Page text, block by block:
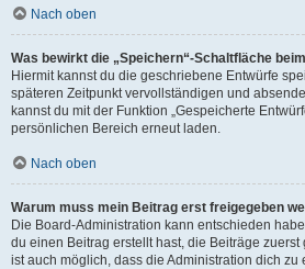
Nach oben
Was bewirkt die „Speichern“-Schaltfläche
Hiermit kannst du die geschriebene Entwürfe
späteren Zeitpunkt vervollständigen und
kannst du mit der Funktion „Gespeicherte
persönlichen Bereich erneut laden.
Nach oben
Warum muss mein Beitrag erst freigegeben
Die Board-Administration kann entschieden
du einen Beitrag erstellt hast, die Beiträge
ist auch möglich, dass die Administration dich zu